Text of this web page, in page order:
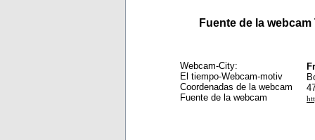
Fuente de la
Webcam-City:
El tiempo-Webcam-motiv
Coordenadas de la webcam
Fuente de la webcam